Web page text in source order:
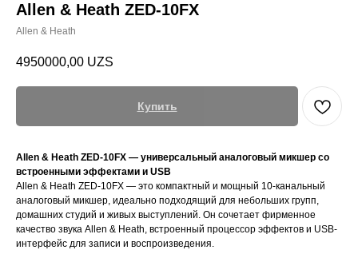
Allen & Heath ZED-10FX
Allen & Heath
4950000,00 UZS
Купить
Allen & Heath ZED-10FX — универсальный аналоговый микшер со
встроенными эффектами и USB
Allen & Heath ZED-10FX — это компактный и мощный 10-канальный
аналоговый микшер, идеально подходящий для небольших групп,
домашних студий и живых выступлений. Он сочетает фирменное
качество звука Allen & Heath, встроенный процессор эффектов и USB-
интерфейс для записи и воспроизведения.